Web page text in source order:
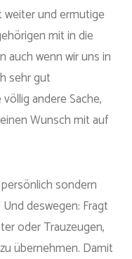
weiter und ermutige
mit in die
auch wenn wir uns in
sehr gut
andere Sache,
Wunsch mit auf
sondern
deswegen: Fragt
oder Trauzeugen,
übernehmen. Damit